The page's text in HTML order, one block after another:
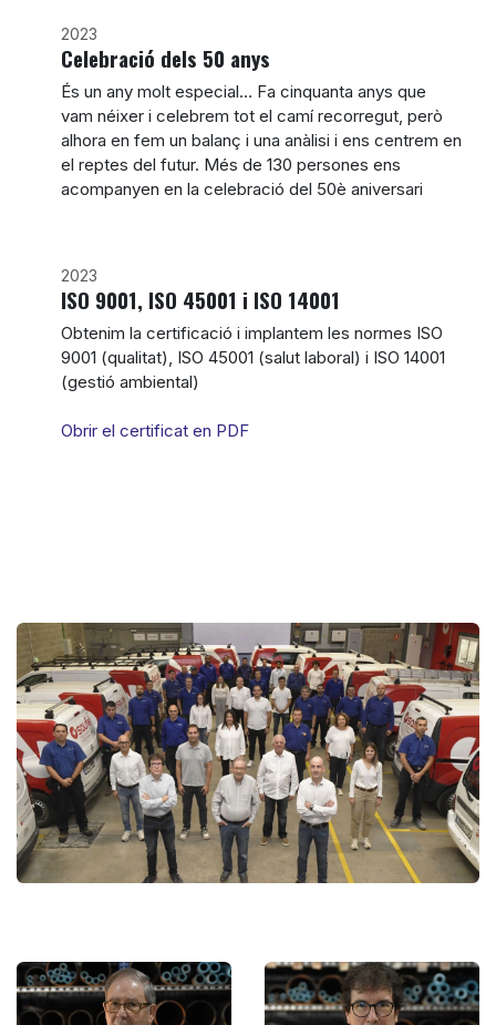
2023
Celebració dels 50 anys
És un any molt especial… Fa cinquanta anys que
vam néixer i celebrem tot el camí recorregut, però
alhora en fem un balanç i una anàlisi i ens centrem en
el reptes del futur. Més de 130 persones ens
acompanyen en la celebració del 50è aniversari
2023
ISO 9001, ISO 45001 i ISO 14001
Obtenim la certificació i implantem les normes ISO
9001 (qualitat), ISO 45001 (salut laboral) i ISO 14001
(gestió ambiental)
Obrir el certificat en PDF